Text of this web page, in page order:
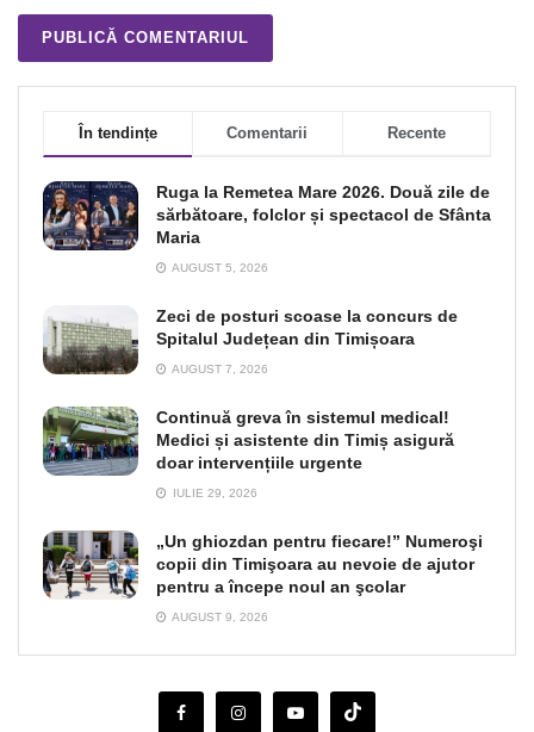
În tendințe Comentarii Recente
Ruga la Remetea Mare 2026. Două zile de
sărbătoare, folclor și spectacol de Sfânta
Maria
AUGUST 5, 2026
Zeci de posturi scoase la concurs de
Spitalul Județean din Timișoara
AUGUST 7, 2026
Continuă greva în sistemul medical!
Medici și asistente din Timiș asigură
doar intervențiile urgente
IULIE 29, 2026
„Un ghiozdan pentru fiecare!” Numeroşi
copii din Timişoara au nevoie de ajutor
pentru a începe noul an şcolar
AUGUST 9, 2026